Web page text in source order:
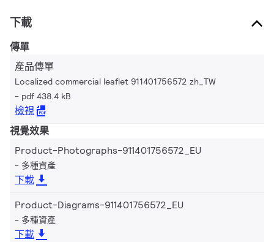
下載
傳單
產品傳單
Localized commercial leaflet 911401756572 zh_TW
pdf 438.4 kB
檢視
視覺效果
Product-Photographs-911401756572_EU
多種資產
下載
Product-Diagrams-911401756572_EU
多種資產
下載